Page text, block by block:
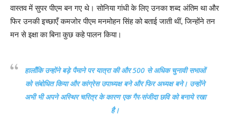
वास्तव में सुपर पीएम बन गए थे। सोनिया गांधी के लिए उनका शब्द अंतिम था और
फिर उनकी इच्छाएँ कमजोर पीएम मनमोहन सिंह को बताई जाती थीं, जिन्होंने तन
मन से इक्षा का बिना कुछ कहे पालन किया।
हालाँकि उन्होंने बड़े पैमाने पर यात्रा की और 500 से अधिक चुनावी सभाओं
को संबोधित किया और कांग्रेस उपाध्यक्ष बने और फिर अध्यक्ष बने। उन्होंने
अभी भी अपने अस्थिर चरित्र के कारण एक गैर-संजीदा छवि को बनाये रखा
है।